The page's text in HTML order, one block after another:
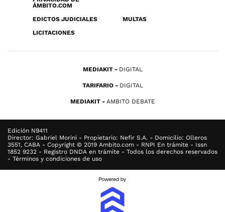
ÁMBITO.COM
EDICTOS JUDICIALES
MULTAS
LICITACIONES
MEDIAKIT DIGITAL
TARIFARIO DIGITAL
MEDIAKIT AMBITO DEBATE
Edición N9411
Director: Gabriel Morini - Propietario: Nefir S.A. - Domicilio: Olleros
3551, CABA - Copyright © 2019 Ambito.com - RNPI En trámite - Issn
1852 9232 - Registro DNDA en trámite - Todos los derechos reservados
- Términos y condiciones de uso